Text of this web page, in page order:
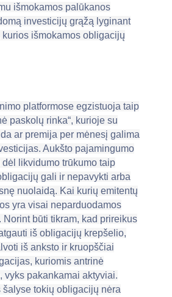
išmokamos palūkanos
investicijų grąžą lyginant
išmokamos obligacijų
platformose egzistuoja taip
paskolų rinka“, kurioje su
ar premija per mėnesį galima
Aukšto pajamingumo
likvidumo trūkumo taip
gali ir nepavykti arba
nuolaidą. Kai kurių emitentų
yra visai neparduodamos
būti tikram, kad prireikus
iš obligacijų krepšelio,
iš anksto ir kruopščiai
kuriomis antrinė
vyks pakankamai aktyviai.
šalyse tokių obligacijų nėra